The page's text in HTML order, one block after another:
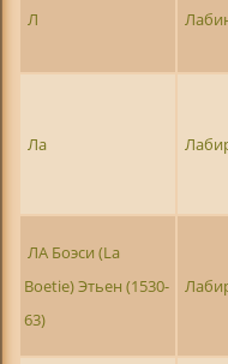
Л
Ла
ЛА Боэси (La
Boetie) Этьен (1530-
63)